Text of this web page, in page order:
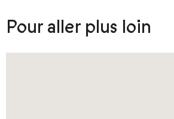
Pour aller plus loin